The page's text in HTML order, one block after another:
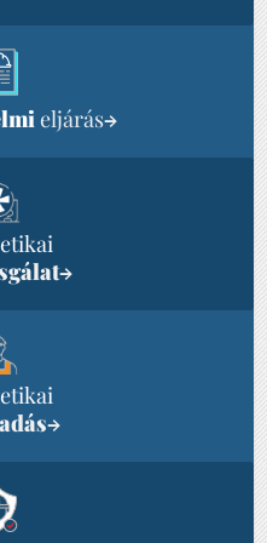
eljárás→
→
→